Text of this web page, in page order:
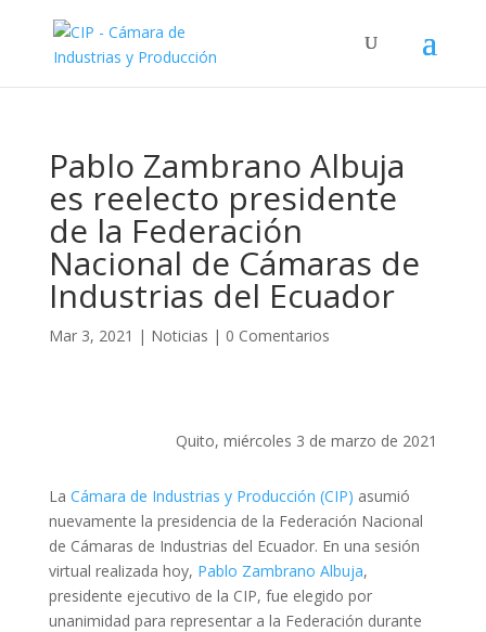
Pablo Zambrano Albuja
es reelecto presidente
de la Federación
Nacional de Cámaras de
Industrias del Ecuador
Mar 3, 2021 | Noticias | 0 Comentarios
Quito, miércoles 3 de marzo de 2021
La Cámara de Industrias y Producción (CIP) asumió
nuevamente la presidencia de la Federación Nacional
de Cámaras de Industrias del Ecuador. En una sesión
virtual realizada hoy, Pablo Zambrano Albuja,
presidente ejecutivo de la CIP, fue elegido por
unanimidad para representar a la Federación durante